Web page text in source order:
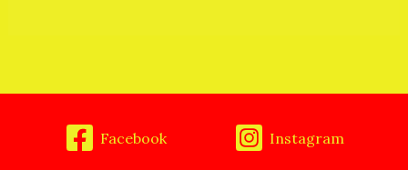
Facebook Instagram